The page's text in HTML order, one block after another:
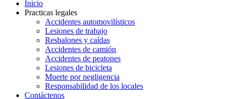
Inicio
Practicas legales
Accidentes automovilísticos
Lesiones de trabajo
Resbalones y caídas
Accidentes de camión
Accidentes de peatones
Lesiones de bicicleta
Muerte por negligencia
Responsabilidad de los locales
Contáctenos